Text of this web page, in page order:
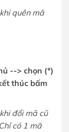
quên mã
--> chọn (*)
t thúc bấm
đổi mã cũ
có 1 mã